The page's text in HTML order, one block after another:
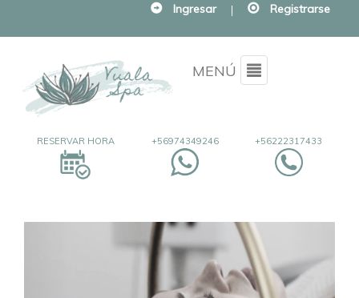
Ingresar | Registrarse
MENÚ Menu
+56222317433
+56974349246
RESERVAR HORA